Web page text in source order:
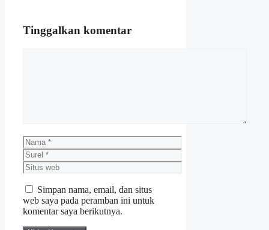
Tinggalkan komentar
Nama
Surel
Situs
web
Simpan nama, email, dan situs
web saya pada peramban ini untuk
komentar saya berikutnya.